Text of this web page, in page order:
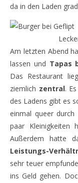
da in den Laden
Am letzten Abend
lassen und Tapas
Das Restaurant
ziemlich zentral.
des Ladens gibt es
einmal queer
paar Kleinigkeiten
Außerdem hatte
Leistungs-
sehr teuer
ins Geld gehen.